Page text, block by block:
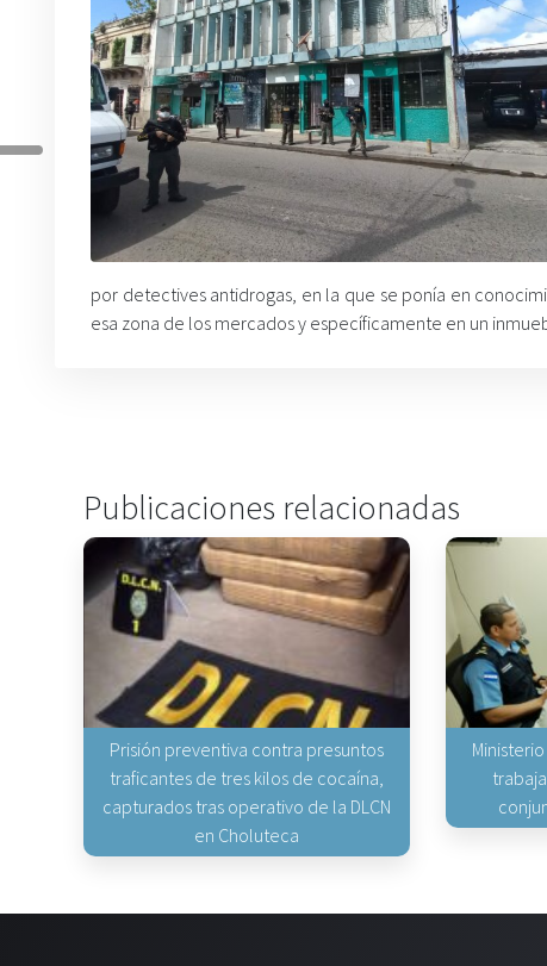
por detectives antidrogas, en la que se ponía en
esa zona de los mercados y específicamente en un
Publicaciones relacionadas
Prisión preventiva contra presuntos
traficantes de tres kilos de cocaína,
capturados tras operativo de la DLCN
en Choluteca